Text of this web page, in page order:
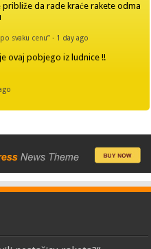
približe da rade kraće rakete odma
svaku cenu” · 1 day ago
ovaj pobjego iz ludnice !!